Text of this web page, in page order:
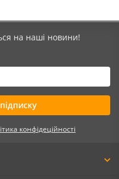
на наші новини!
конфідеційності